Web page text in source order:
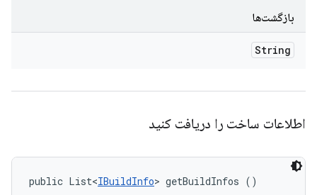
بازگشت‌ها
String
اطلاعات ساخت را دریافت کنید
public List<IBuildInfo> getBuildInfos ()